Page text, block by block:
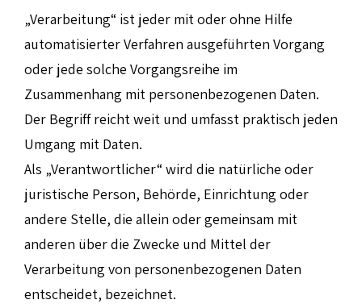
„Verarbeitung“ ist jeder mit oder ohne Hilfe
automatisierter Verfahren ausgeführten Vorgang
oder jede solche Vorgangsreihe im
Zusammenhang mit personenbezogenen Daten.
Der Begriff reicht weit und umfasst praktisch jeden
Umgang mit Daten.
Als „Verantwortlicher“ wird die natürliche oder
juristische Person, Behörde, Einrichtung oder
andere Stelle, die allein oder gemeinsam mit
anderen über die Zwecke und Mittel der
Verarbeitung von personenbezogenen Daten
entscheidet, bezeichnet.